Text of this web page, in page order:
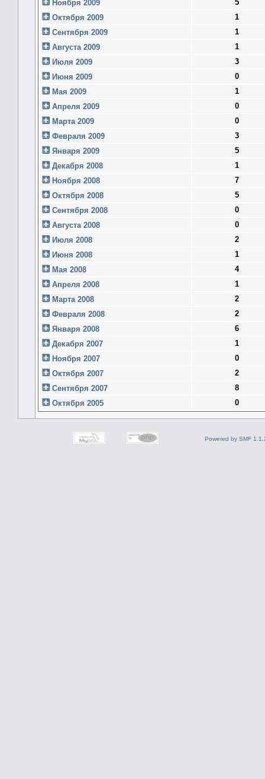
Ноября 2009
5
Октября 2009
1
Сентября 2009
1
Августа 2009
1
Июля 2009
3
Июня 2009
0
Мая 2009
1
Апреля 2009
0
Марта 2009
0
Февраля 2009
3
Января 2009
5
Декабря 2008
1
Ноября 2008
7
Октября 2008
5
Сентября 2008
0
Августа 2008
0
Июля 2008
2
Июня 2008
1
Мая 2008
4
Апреля 2008
1
Марта 2008
2
Февраля 2008
2
Января 2008
6
Декабря 2007
1
Ноября 2007
0
Октября 2007
2
Сентября 2007
8
Октября 2005
0
Powered by SMF